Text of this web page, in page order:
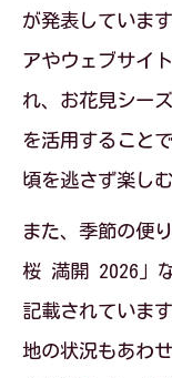
が発表していま
アやウェブサイ
れ、お花見シー
を活用すること
頃を逃さず楽し
また、季節の便
桜 満開 2026」
記載されていま
地の状況もあわ